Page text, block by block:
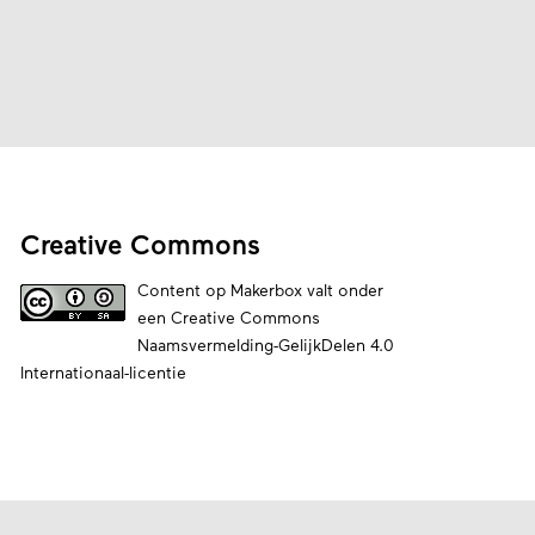
Creative Commons
Content op Makerbox valt onder
een Creative Commons
Naamsvermelding-GelijkDelen 4.0
Internationaal-licentie